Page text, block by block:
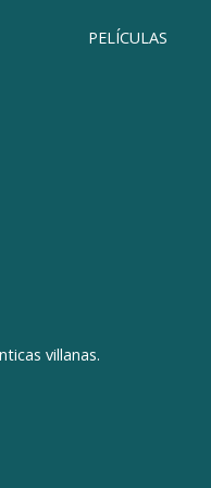
PELÍCULAS
villanas.